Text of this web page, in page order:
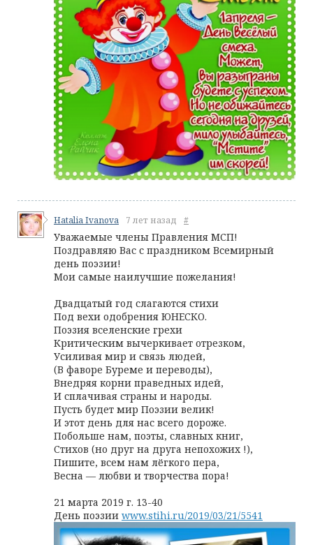
Hatalia Ivanova 7 лет назад #
Уважаемые члены Правления МСП!
Поздравляю Вас с праздником Всемирный
день поэзии!
Мои самые наилучшие пожелания!
Двадцатый год слагаются стихи
Под вехи одобрения ЮНЕСКО.
Поэзия вселенские грехи
Критическим вычеркивает отрезком,
Усиливая мир и связь людей,
(В фаворе Буреме и переводы),
Внедряя корни праведных идей,
И сплачивая страны и народы.
Пусть будет мир Поэзии велик!
И этот день для нас всего дороже.
Побольше нам, поэты, славных книг,
Стихов (но друг на друга непохожих !),
Пишите, всем нам лёгкого пера,
Весна — любви и творчества пора!
21 марта 2019 г. 13-40
День поэзии www.stihi.ru/2019/03/21/5541